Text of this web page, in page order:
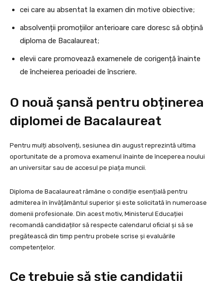
cei care au absentat la examen din motive obiective;
absolvenții promoțiilor anterioare care doresc să obțină
diploma de Bacalaureat;
elevii care promovează examenele de corigență înainte
de încheierea perioadei de înscriere.
O nouă șansă pentru obținerea
diplomei de Bacalaureat
Pentru mulți absolvenți, sesiunea din august reprezintă ultima
oportunitate de a promova examenul înainte de începerea noului
an universitar sau de accesul pe piața muncii.
Diploma de Bacalaureat rămâne o condiție esențială pentru
admiterea în învățământul superior și este solicitată în numeroase
domenii profesionale. Din acest motiv, Ministerul Educației
recomandă candidaților să respecte calendarul oficial și să se
pregătească din timp pentru probele scrise și evaluările
competențelor.
Ce trebuie să știe candidații